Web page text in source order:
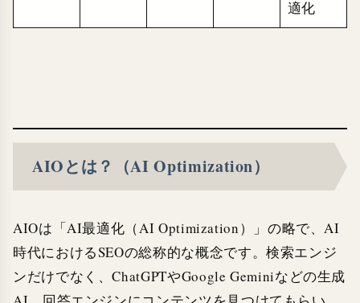
適化
AIOとは？（AI Optimization）
AIOは「AI最適化（AI Optimization）」の略で、AI
時代におけるSEOの総称的な概念です。検索エンジ
ンだけでなく、ChatGPTやGoogle Geminiなどの生成